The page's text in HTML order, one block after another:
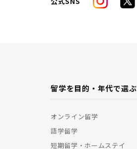
留学を目的・年代で選ぶ
オンライン留学
語学留学
短期留学・ホームステイ